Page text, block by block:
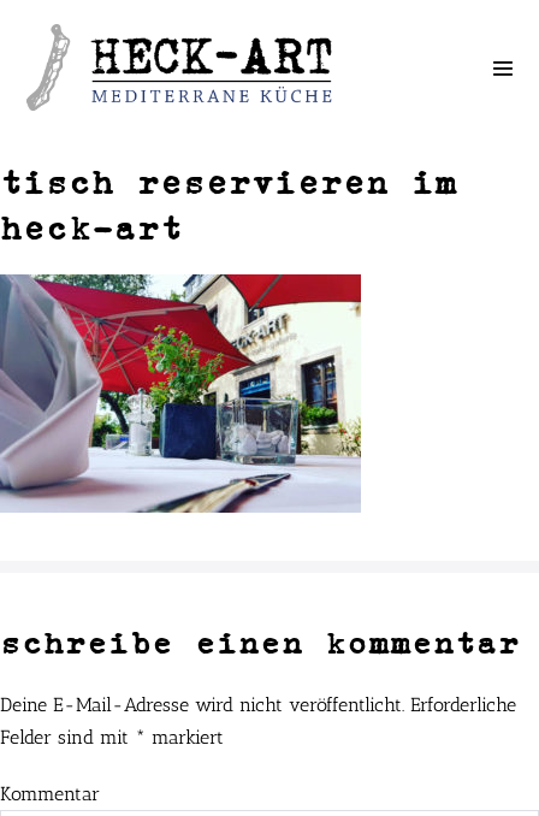
Weiter
Inhalt
tisch reservieren im
heck-art
schreibe einen kommentar
Deine E-Mail-Adresse wird nicht veröffentlicht. Erforderliche
Felder sind mit * markiert
Kommentar